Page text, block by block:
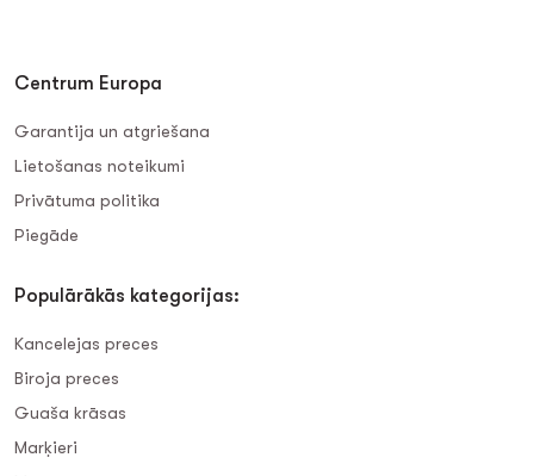
Centrum Europa
Garantija un atgriešana
Lietošanas noteikumi
Privātuma politika
Piegāde
Populārākās kategorijas:
Kancelejas preces
Biroja preces
Guaša krāsas
Marķieri